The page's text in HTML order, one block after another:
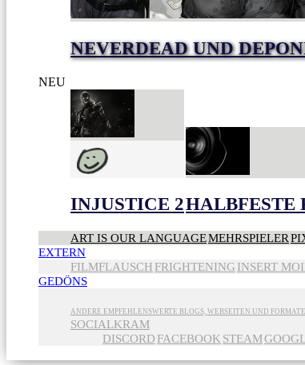
NEVERDEAD UND
NEU
INJUSTICE 2HALBFESTE
ART IS OUR LANGUAGEMEHRSPIELER
EXTERN
FILMFLAUSCH FRIGHTENING INSERT
GEDÖNS
ANDERE EMPFEHLENSWERTE BLOGS, WEBSEITEN UND FORMATE
SOCIALKRAM
DISCORD FACEBOOK STEAM